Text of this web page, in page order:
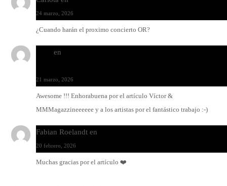
24 marzo, 2026
¿Cuando harán el proximo concierto OR?
en
21 marzo, 2026
Awesome !!! Enhorabuena por el artículo Víctor &
MMMagazzineeeeee y a los artistas por el fantástico trabajo :-)
Fabian Roelandt en
20 febrero, 2026
Muchas gracias por el artículo ❤️